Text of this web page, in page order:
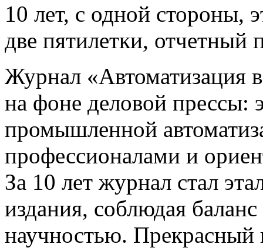
10 лет, с одной стороны,
две пятилетки, отчетный
Журнал «Автоматизация
на фоне деловой прессы:
промышленной
профессионалами и
За 10 лет журнал стал
издания, соблюдая
научностью. Прекрасный